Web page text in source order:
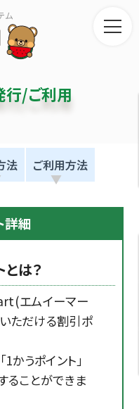
ム
行/ご利用
法 ご利用方法
詳細
は？
エムイーマー
ただける割引ポ
うポイント」
ることができま